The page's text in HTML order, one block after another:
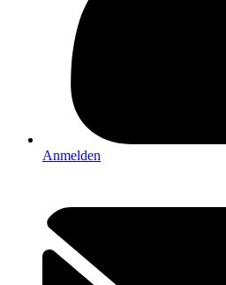
Anmelden